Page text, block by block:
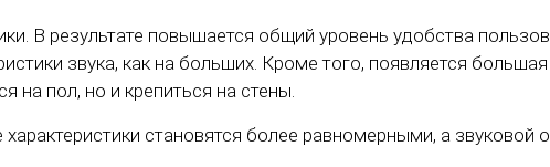
В результате повышается общий уровень удобства
звука, как на больших. Кроме того, появляется
на пол, но и крепиться на стены.
становятся более равномерными, а звуковой